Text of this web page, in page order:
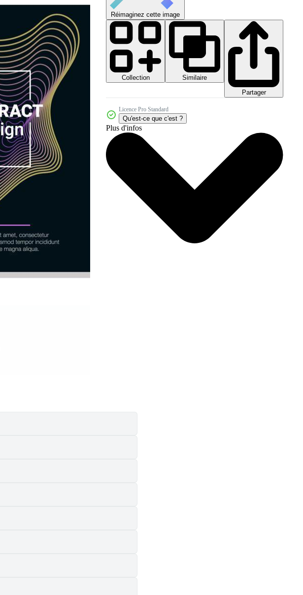
Réimaginez cette image
Collection
Similaire
Partager
Licence Pro Standard
Qu'est-ce que c'est ?
Plus d'infos